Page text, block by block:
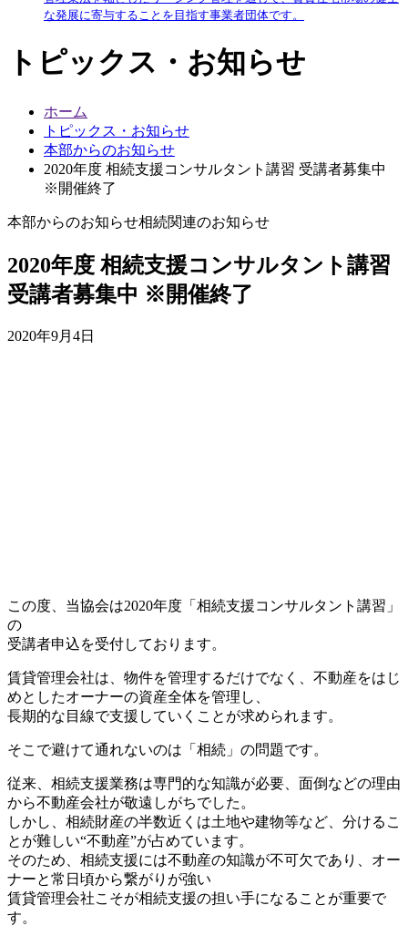
な発展に寄与することを目指す事業者団体です。
トピックス・お知らせ
ホーム
トピックス・お知らせ
本部からのお知らせ
2020年度 相続支援コンサルタント講習 受講者募集中
※開催終了
本部からのお知らせ相続関連のお知らせ
2020年度 相続支援コンサルタント講習
受講者募集中 ※開催終了
2020年9月4日
この度、当協会は2020年度「相続支援コンサルタント講習」
の
受講者申込を受付しております。
賃貸管理会社は、物件を管理するだけでなく、 不動産をはじ
めとしたオーナーの資産全体を管理し、
長期的な目線で支援していくことが求められます。
そこで避けて通れないのは「相続」の問題です。
従来、相続支援業務は専門的な知識が必要、 面倒などの理由
から不動産会社が敬遠しがちでした。
しかし、相続財産の半数近くは土地や建物等など、 分けるこ
とが難しい“不動産”が占めています。
そのため、相続支援には不動産の知識が不可欠であり、 オー
ナーと常日頃から繋がりが強い
賃貸管理会社こそが相続支援の担い手になることが重要で
す。